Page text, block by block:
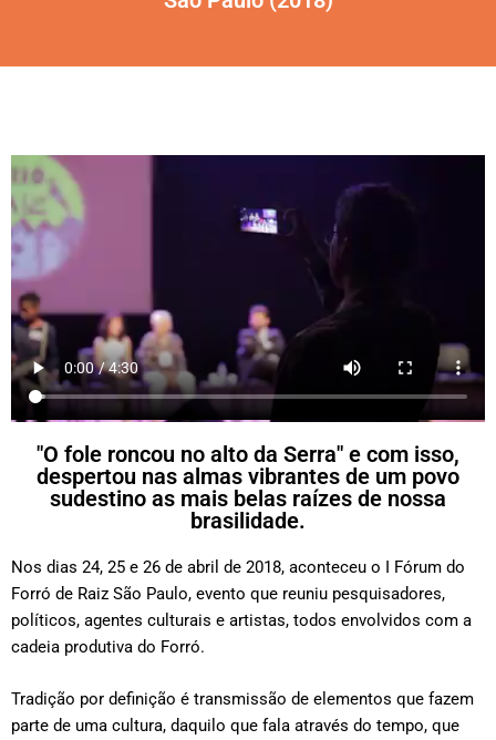
"O fole roncou no alto da Serra" e com isso,
despertou nas almas vibrantes de um povo
sudestino as mais belas raízes de nossa
brasilidade.
Nos dias 24, 25 e 26 de abril de 2018, aconteceu o I Fórum do
Forró de Raiz São Paulo, evento que reuniu pesquisadores,
políticos, agentes culturais e artistas, todos envolvidos com a
cadeia produtiva do Forró.
Tradição por definição é transmissão de elementos que fazem
parte de uma cultura, daquilo que fala através do tempo, que